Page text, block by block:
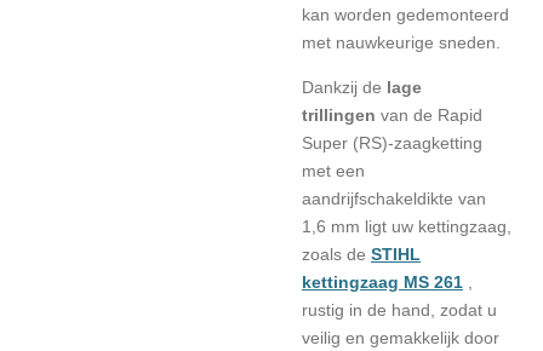
kan worden gedemonteerd
met nauwkeurige sneden.
Dankzij de lage
trillingen van de Rapid
Super (RS)-zaagketting
met een
aandrijfschakeldikte van
1,6 mm ligt uw kettingzaag,
zoals de STIHL
kettingzaag MS 261
rustig in de hand, zodat u
veilig en gemakkelijk door